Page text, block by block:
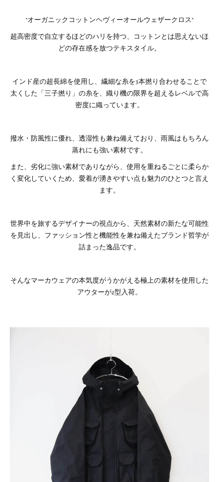
"オーガニックコットンヘヴィーオールウェザークロス"
超高密度で自立するほどのハリを持つ、コットンとは思えないほ
どの存在感を放つテキスタイル。
インド産の超長綿を使用し、繊細な糸を3本撚り合わせることで
太くした「三子撚り」の糸を、織り機の限界を超えるレベルで高
密度に織っています。
撥水・防風性に優れ、透湿性も兼ね備えており、雨風はもちろん
蒸れにも強い素材です。
また、劣化に強い素材でありながら、使用を重ねるごとに柔らか
く変化していくため、愛着が湧きやすい点も魅力のひとつと言え
ます。
世界中を旅するデザイナーの視点から、天然素材の新たな可能性
を見出し、ファッション性と機能性を兼ね備えたブランド哲学が
詰まった逸品です。
そんなマーカウェアの本気度がうかがえる極上の素材を使用した
アウターが2型入荷。